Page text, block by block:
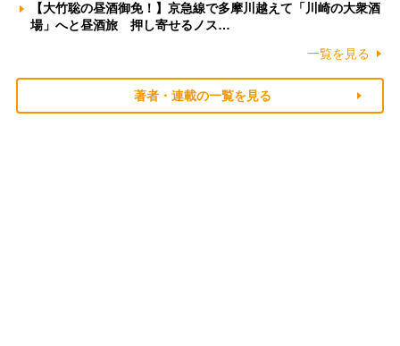
【大竹聡の昼酒御免！】京急線で多摩川越えて「川崎の大衆酒
場」へと昼酒旅 押し寄せるノス…
一覧を見る
著者・連載の一覧を見る